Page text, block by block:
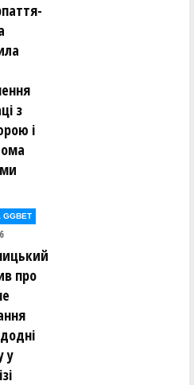
з
і
GGBET
про
у